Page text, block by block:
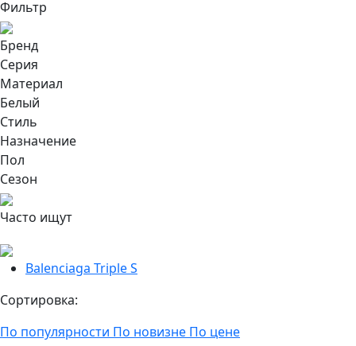
Фильтр
Бренд
Серия
Материал
Белый
Стиль
Назначение
Пол
Сезон
Часто ищут
Balenciaga Triple S
Сортировка:
По популярности По новизне По цене